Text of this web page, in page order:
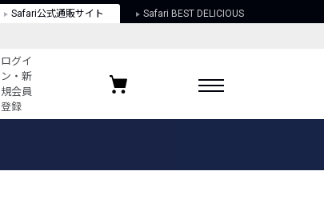
Safari公式通販サイト Safari BEST DELICIOUS
ログイ
ン・新
規会員
登録
お気に入りブランド